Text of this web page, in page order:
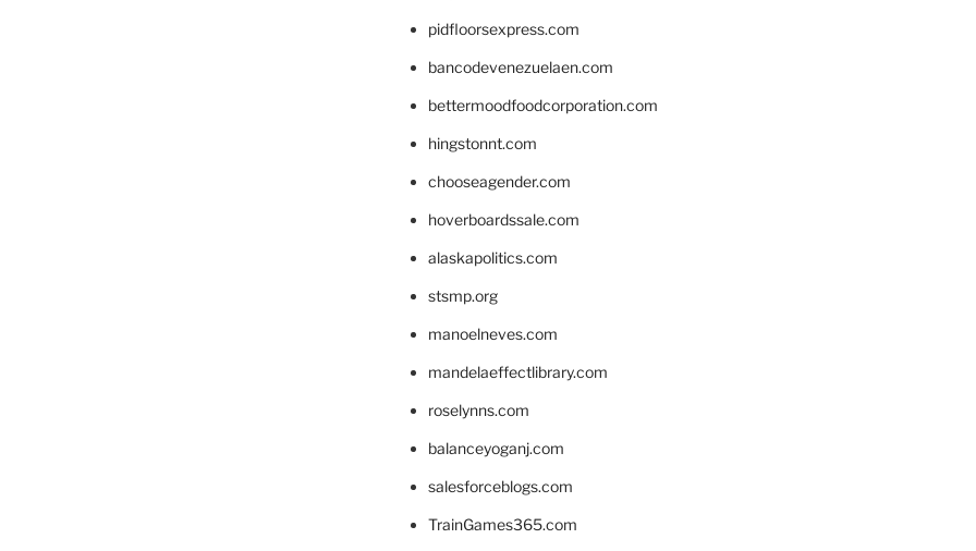
pidfloorsexpress.com
bancodevenezuelaen.com
bettermoodfoodcorporation.com
hingstonnt.com
chooseagender.com
hoverboardssale.com
alaskapolitics.com
stsmp.org
manoelneves.com
mandelaeffectlibrary.com
roselynns.com
balanceyoganj.com
salesforceblogs.com
TrainGames365.com